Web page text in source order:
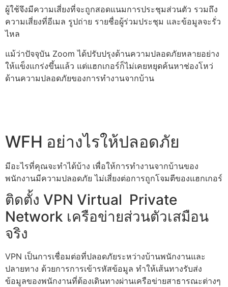
ผู้ใช้จึงมีความเสี่ยงที่จะถูกสอดแนมการประชุมส่วนตัว รวมถึง
ความเสี่ยงที่อีเมล รูปถ่าย รายชื่อผู้ร่วมประชุม และข้อมูลจะรั่ว
ไหล
แม้ว่าปัจจุบัน Zoom ได้ปรับปรุงด้านความปลอดภัยหลายอย่าง
ให้แข็งแกร่งขึ้นแล้ว แต่แฮกเกอร์ก็ไม่เคยหยุดค้นหาช่องโหว่
ด้านความปลอดภัยของการทำงานจากบ้าน
WFH อย่างไรให้ปลอดภัย
มีอะไรที่คุณจะทำได้บ้าง เพื่อให้การทำงานจากบ้านของ
พนักงานมีความปลอดภัย ไม่เสี่ยงต่อการถูกโจมตีของแฮกเกอร์
ติดตั้ง VPN Virtual Private
Network เครือข่ายส่วนตัวเสมือน
จริง
VPN เป็นการเชื่อมต่อที่ปลอดภัยระหว่างบ้านพนักงานและ
ปลายทาง ด้วยการการเข้ารหัสข้อมูล ทำให้เส้นทางรับส่ง
ข้อมูลของพนักงานที่ต้องเดินทางผ่านเครือข่ายสาธารณะต่างๆ